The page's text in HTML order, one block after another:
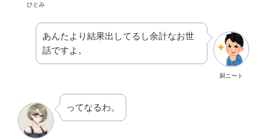
ひとみ
厨ニート
あんたより結果出してるし余計なお世
話ですよ。
ってなるわ。